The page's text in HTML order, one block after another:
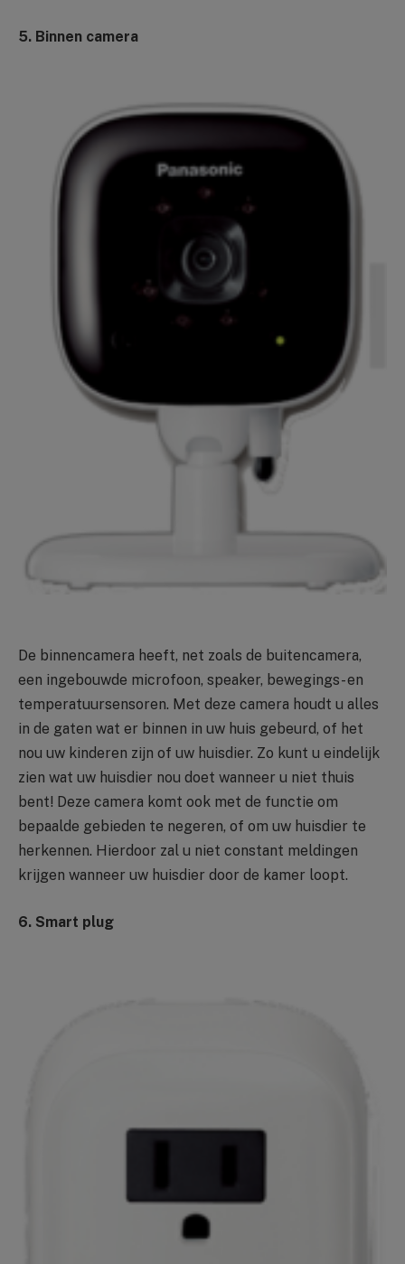
5. Binnen camera
De binnencamera heeft, net zoals de buitencamera,
een ingebouwde microfoon, speaker, bewegings- en
temperatuursensoren. Met deze camera houdt u alles
in de gaten wat er binnen in uw huis gebeurd, of het
nou uw kinderen zijn of uw huisdier. Zo kunt u eindelijk
zien wat uw huisdier nou doet wanneer u niet thuis
bent! Deze camera komt ook met de functie om
bepaalde gebieden te negeren, of om uw huisdier te
herkennen. Hierdoor zal u niet constant meldingen
krijgen wanneer uw huisdier door de kamer loopt.
6. Smart plug